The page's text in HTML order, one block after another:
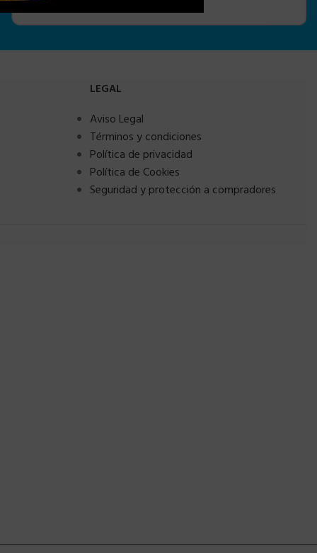
LEGAL
Aviso Legal
Términos y condiciones
Política de privacidad
Política de Cookies
Seguridad y protección a compradores